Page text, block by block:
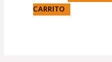
CARRITO